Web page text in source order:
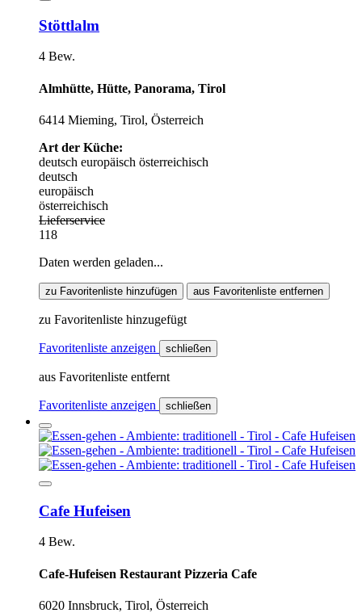
Stöttlalm
4 Bew.
Almhütte, Hütte, Panorama, Tirol
6414 Mieming, Tirol, Österreich
Art der Küche:
deutsch europäisch österreichisch
deutsch
europäisch
österreichisch
Lieferservice
118
Daten werden geladen...
zu Favoritenliste hinzufügen aus Favoritenliste entfernen
zu Favoritenliste hinzugefügt
Favoritenliste anzeigen schließen
aus Favoritenliste entfernt
Favoritenliste anzeigen schließen
Cafe Hufeisen
4 Bew.
Cafe-Hufeisen Restaurant Pizzeria Cafe
6020 Innsbruck, Tirol, Österreich